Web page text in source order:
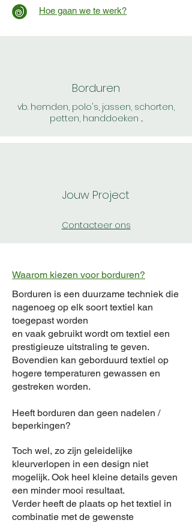
Hoe gaan we te werk?
Borduren
vb. hemden, polo's, jassen, schorten,
petten, handdoeken ...
Jouw Project
Contacteer ons
Waarom kiezen voor borduren?
Borduren is een duurzame techniek die
nagenoeg op elk soort textiel kan
toegepast worden
en vaak gebruikt wordtom textiel een
prestigieuze uitstraling te geven.
Bovendien kan geborduurd textiel op
hogere temperaturen gewassen en
gestreken worden.
Heeft borduren dan geen nadelen /
beperkingen?
Toch wel, zo zijn geleidelijke
kleurverlopen in een design niet
mogelijk. Ook heel kleine details geven
een minder mooi resultaat.
Verder heeft de plaats op het textiel in
combinatie met de gewenste